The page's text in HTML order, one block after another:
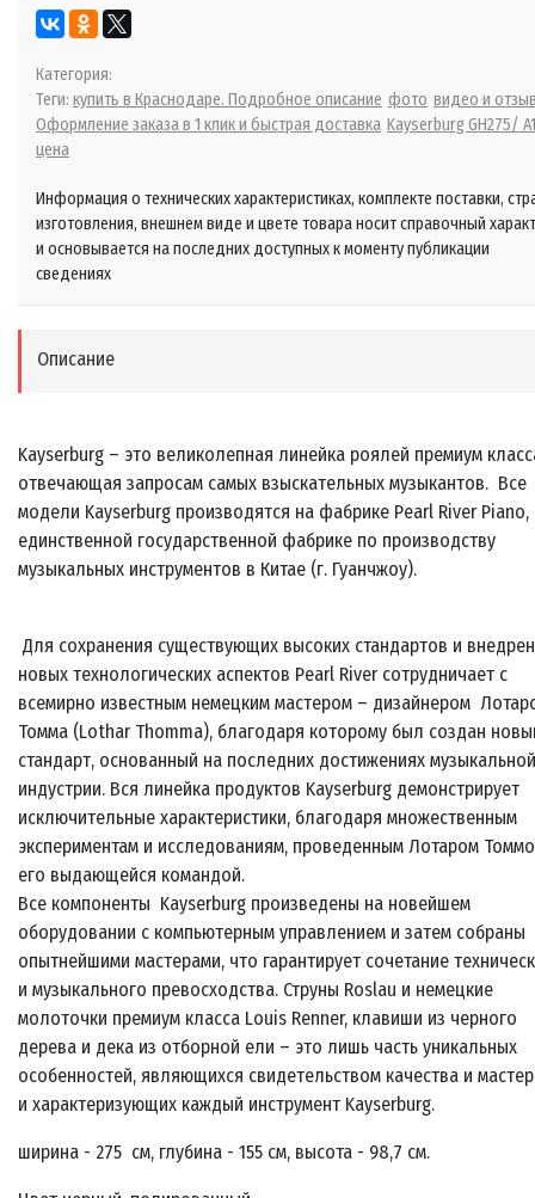
Категория:
Теги: купить в Краснодаре. Подробное описание фото видео и
Оформление заказа в 1 клик и быстрая доставка Kayserburg GH275/
цена
Информация о технических характеристиках, комплекте поставки,
изготовления, внешнем виде и цвете товара носит справочный
и основывается на последних доступных к моменту публикации
сведениях
Описание
Kayserburg – это великолепная линейка роялей премиум
отвечающая запросам самых взыскательных музыкантов. Все
модели Kayserburg производятся на фабрике Pearl River Piano,
единственной государственной фабрике по производству
музыкальных инструментов в Китае (г. Гуанчжоу).
Для сохранения существующих высоких стандартов и
новых технологических аспектов Pearl River сотрудничает с
всемирно известным немецким мастером – дизайнером
Томма (Lothar Thomma), благодаря которому был создан
стандарт, основанный на последних достижениях музыкальной
индустрии. Вся линейка продуктов Kayserburg демонстрирует
исключительные характеристики, благодаря множественным
экспериментам и исследованиям, проведенным Лотаром
его выдающейся командой.
Все компоненты Kayserburg произведены на новейшем
оборудовании с компьютерным управлением и затем собраны
опытнейшими мастерами, что гарантирует сочетание
и музыкального превосходства. Струны Roslau и немецкие
молоточки премиум класса Louis Renner, клавиши из черного
дерева и дека из отборной ели – это лишь часть уникальных
особенностей, являющихся свидетельством качества и
и характеризующих каждый инструмент Kayserburg.
ширина - 275 см, глубина - 155 см, высота - 98,7 см.